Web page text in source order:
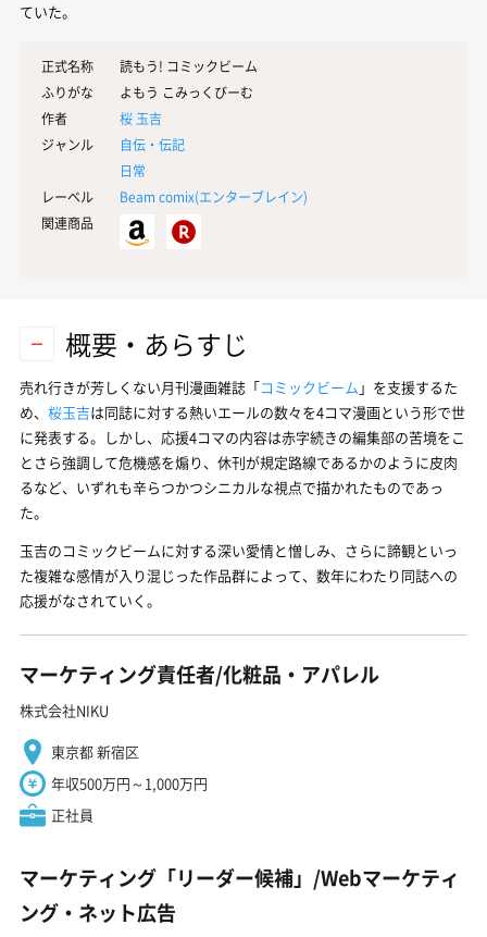
ていた。
正式名称
読もう! コミックビーム
ふりがな
よもう こみっくびーむ
作者
桜 玉吉
ジャンル
自伝・伝記
日常
レーベル
Beam comix(エンターブレイン)
関連商品
概要・あらすじ
売れ行きが芳しくない月刊漫画雑誌「コミックビーム 」を支援するた
め、 桜玉吉は同誌に対する熱いエールの数々を4コマ漫画という形で世
に発表する。しかし、応援4コマの内容は赤字続きの編集部の苦境をこ
とさら強調して危機感を煽り、休刊が規定路線であるかのように皮肉
るなど、いずれも辛らつかつシニカルな視点で描かれたものであっ
た。
玉吉のコミックビームに対する深い愛情と憎しみ、さらに諦観といっ
た複雑な感情が入り混じった作品群によって、数年にわたり同誌への
応援がなされていく。
マーケティング責任者/化粧品・アパレル
株式会社NIKU
東京都 新宿区
年収500万円～1,000万円
正社員
マーケティング「リーダー候補」/Webマーケティ
ング・ネット広告